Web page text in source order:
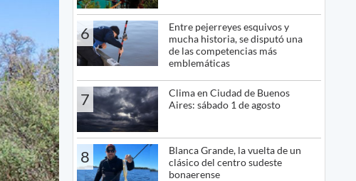
6
Entre pejerreyes esquivos y
mucha historia, se disputó una
de las competencias más
emblemáticas
7
Clima en Ciudad de Buenos
Aires: sábado 1 de agosto
8
Blanca Grande, la vuelta de un
clásico del centro sudeste
bonaerense